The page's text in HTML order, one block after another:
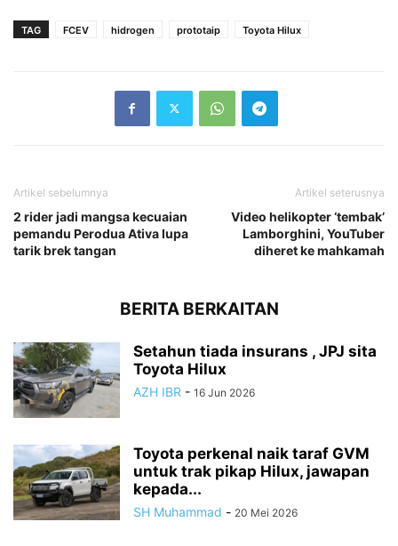
TAG FCEV hidrogen prototaip Toyota Hilux
Artikel sebelumnya
2 rider jadi mangsa kecuaian
pemandu Perodua Ativa lupa
tarik brek tangan
Artikel seterusnya
Video helikopter ‘tembak’
Lamborghini, YouTuber
diheret ke mahkamah
BERITA BERKAITAN
Setahun tiada insurans , JPJ sita
Toyota Hilux
AZH IBR - 16 Jun 2026
Toyota perkenal naik taraf GVM
untuk trak pikap Hilux, jawapan
kepada...
SH Muhammad - 20 Mei 2026